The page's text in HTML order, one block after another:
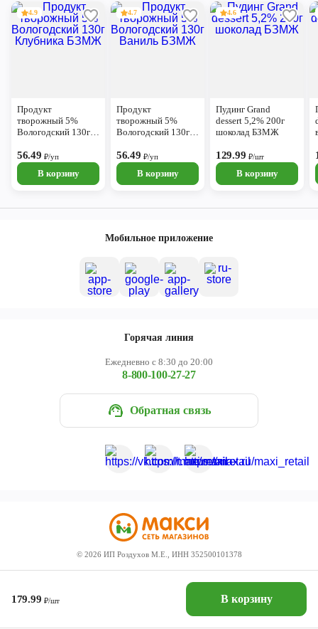
179.99 ₽/шт В корзину
4.9
Продукт
творожный 5%
Вологодский 130г
56.49₽/уп
В корзину
4.7
Продукт
творожный 5%
Вологодский 130г
56.49₽/уп
В корзину
4.6
Пудинг Grand
dessert 5,2% 200г
шоколад БЗМЖ
129.99 ₽/шт
В корзину
Мобильное приложение
Горячая линия
Ежедневно с 8:30 до 20:00
8-800-100-27-27
Обратная связь
© 2026 ИП Роздухов М.Е., ИНН 352500101378